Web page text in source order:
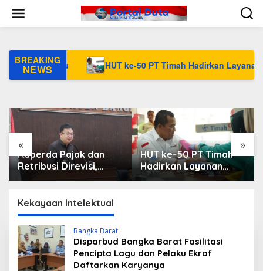
w
BREAKING
NEWS
Baru HUT ke-50 PT Timah Hadirkan Layanan
BANGKA BARAT,HEADLINE
Lagu dan Pelaku Ekraf Daftarkan Karyanya
30 Mei 2023
« »
Raperda Pajak dan
Retribusi Direvisi,
Bangka Barat Tambah
HUT ke-50 PT Timah
Hadirkan Layanan
Kesehatan Gratis
Kekayaan Intelektual
Bangka Barat
Disparbud Bangka Barat Fasilitasi
Pencipta Lagu dan Pelaku Ekraf
Daftarkan Karyanya